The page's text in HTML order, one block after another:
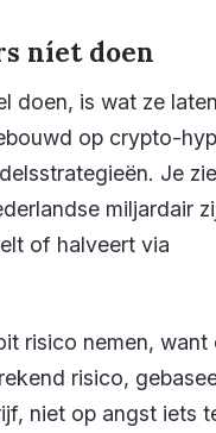
níet doen
doen, is wat ze
op crypto-
Je
miljardair
of halveert via
risico nemen, want
risico,
niet op angst iets